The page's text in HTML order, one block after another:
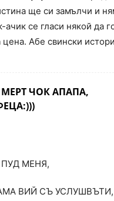
ще си замълчи и
ачик се гласи някой да
Абе свински
ЧОК АПАПА,
МЕНЯ,
ВИЙ СЪ